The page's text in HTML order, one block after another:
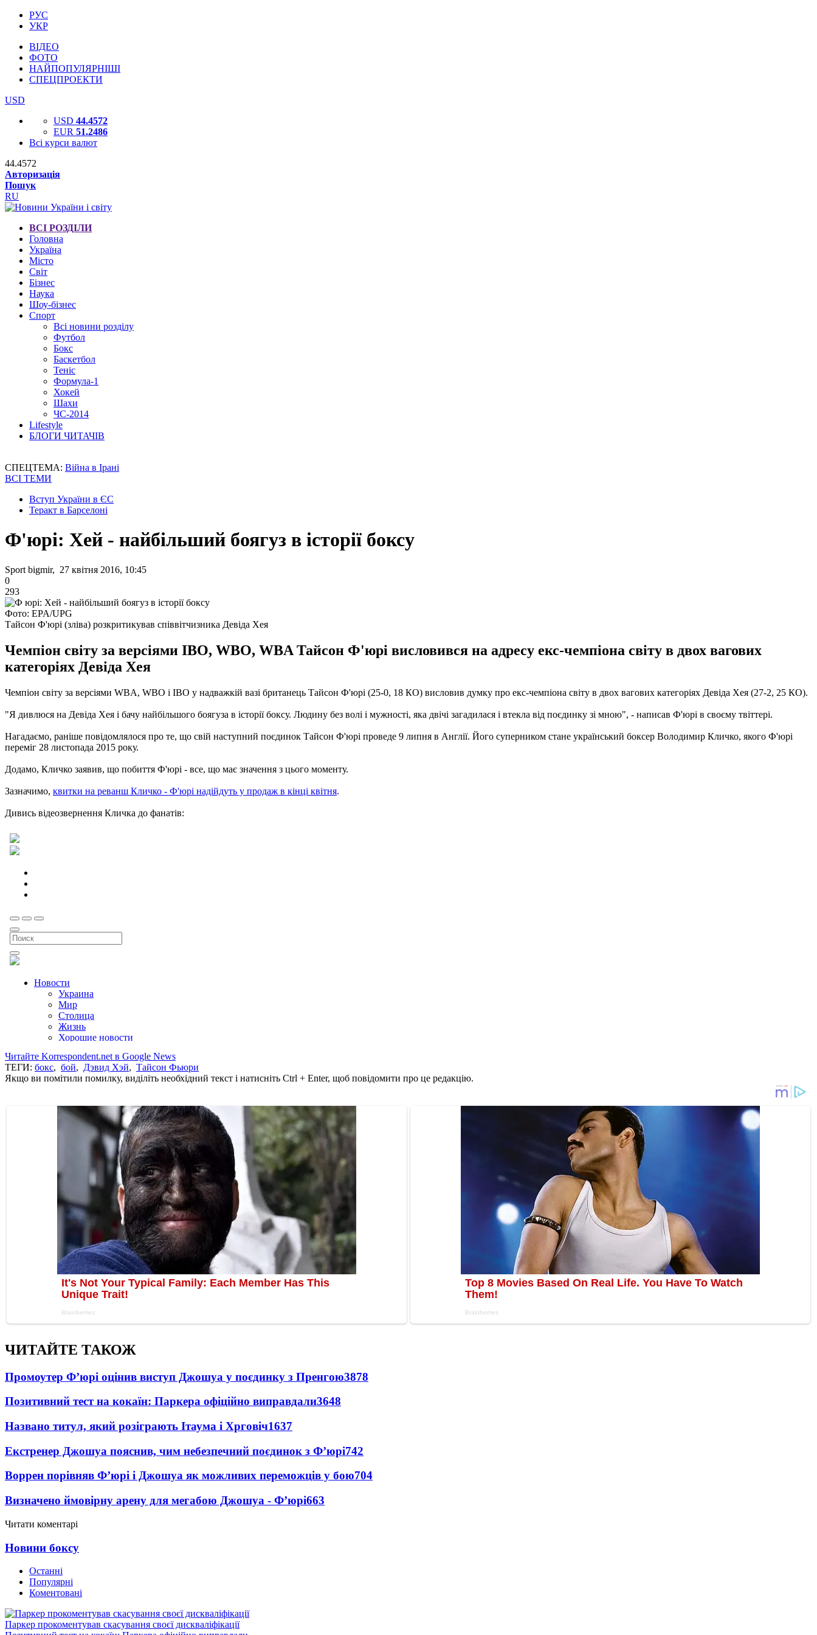
РУС
УКР
ВІДЕО
ФОТО
НАЙПОПУЛЯРНІШІ
СПЕЦПРОЕКТИ
USD
USD 44.4572
EUR 51.2486
Всі курси валют
44.4572
Авторизація
Пошук
RU
ВСІ РОЗДІЛИ
Головна
Україна
Місто
Світ
Бізнес
Наука
Шоу-бізнес
Спорт
Всі новини розділу
Футбол
Бокс
Баскетбол
Теніс
Формула-1
Хокей
Шахи
ЧС-2014
Lifestyle
БЛОГИ ЧИТАЧІВ
СПЕЦТЕМА: Війна в Ірані
ВСІ ТЕМИ
Вступ України в ЄС
Теракт в Барселоні
Ф'юрі: Хей - найбільший боягуз в історії боксу
Sport bigmir, 27 квітня 2016, 10:45
0
293
Фото: EPA/UPG
Тайсон Ф'юрі (зліва) розкритикував співвітчизника Девіда Хея
Чемпіон світу за версіями IBO, WBO, WBA Тайсон Ф'юрі висловився на адресу екс-чемпіона світу в двох вагових
категоріях Девіда Хея
Чемпіон світу за версіями WBA, WBO і IBO у надважкій вазі британець Тайсон Ф'юрі (25-0, 18 КО) висловив думку про екс-чемпіона світу в двох вагових категоріях Девіда Хея (27-2, 25 КО).
"Я дивлюся на Девіда Хея і бачу найбільшого боягуза в історії боксу. Людину без волі і мужності, яка двічі загадилася і втекла від поєдинку зі мною", - написав Ф'юрі в своєму твіттері.
Нагадаємо, раніше повідомлялося про те, що свій наступний поєдинок Тайсон Ф'юрі проведе 9 липня в Англії. Його суперником стане український боксер Володимир Кличко, якого Ф'юрі
переміг 28 листопада 2015 року.
Додамо, Кличко заявив, що побиття Ф'юрі - все, що має значення з цього моменту.
Зазначимо, квитки на реванш Кличко - Ф'юрі надійдуть у продаж в кінці квітня.
Дивись відеозвернення Кличка до фанатів:
Читайте Korrespondent.net в Google News
ТЕГИ: бокс, бой, Дэвид Хэй, Тайсон Фьюри
Якщо ви помітили помилку, виділіть необхідний текст і натисніть Ctrl + Enter, щоб повідомити про це редакцію.
ЧИТАЙТЕ ТАКОЖ
Промоутер Ф’юрі оцінив виступ Джошуа у поєдинку з Пренгою3878
Позитивний тест на кокаїн: Паркера офіційно виправдали3648
Названо титул, який розіграють Ітаума і Хрговіч1637
Екстренер Джошуа пояснив, чим небезпечний поєдинок з Ф’юрі742
Воррен порівняв Ф’юрі і Джошуа як можливих переможців у бою704
Визначено ймовірну арену для мегабою Джошуа - Ф’юрі663
Читати коментарі
Новини боксу
Останні
Популярні
Коментовані
Паркер прокоментував скасування своєї дискваліфікації